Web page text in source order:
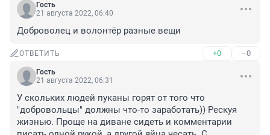
Гость
21 августа 2022, 06:40
Доброволец и волонтёр разные вещи
ОТВЕТИТЬ +0 –0
Гость
21 августа 2022, 06:31
У скольких людей пуканы горят от того что
"добровольцы" должны что-то заработать)) Рескуя
жизнью. Проще на диване сидеть и комментарии